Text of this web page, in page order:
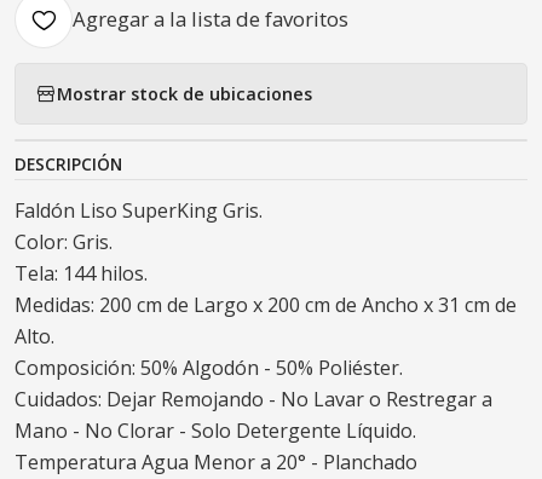
Agregar a la lista de favoritos
Mostrar stock de ubicaciones
DESCRIPCIÓN
Faldón Liso SuperKing Gris.
Color: Gris.
Tela: 144 hilos.
Medidas: 200 cm de Largo x 200 cm de Ancho x 31 cm de
Alto.
Composición: 50% Algodón - 50% Poliéster.
Cuidados: Dejar Remojando - No Lavar o Restregar a
Mano - No Clorar - Solo Detergente Líquido.
Temperatura Agua Menor a 20° - Planchado